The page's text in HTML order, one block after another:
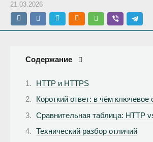
21.03.2026
Содержание
HTTP и HTTPS
Короткий ответ: в чём ключевое
Сравнительная таблица: HTTP
Технический разбор отличий